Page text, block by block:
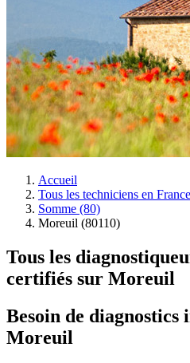
Accueil
Tous les techniciens en France
Somme (80)
Moreuil (80110)
Tous les
certifiés sur Moreuil
Besoin de
Moreuil